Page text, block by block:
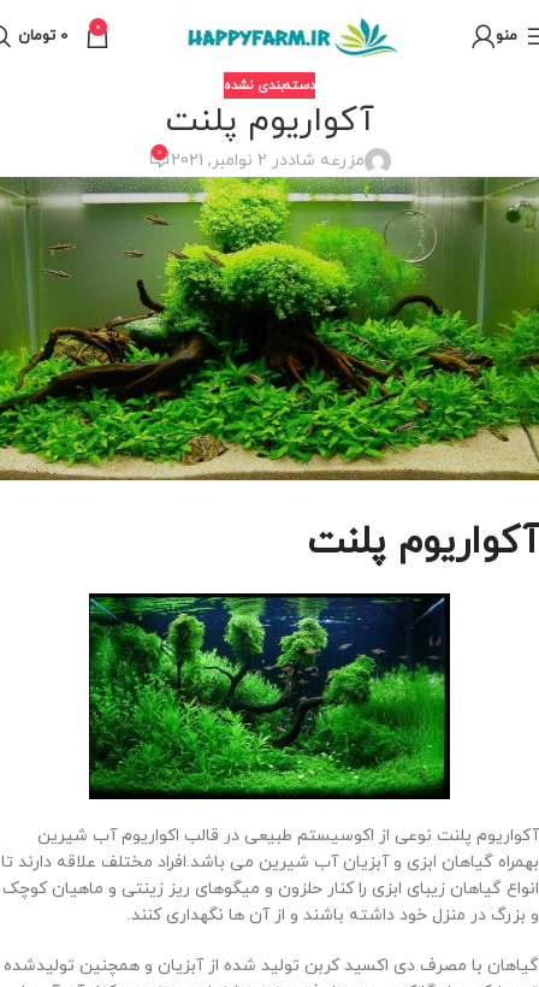
منو 0
0 تومان
دسته‌بندی نشده
آکواریوم پلنت
مزرعه شاددر 2 نوامبر, 2021 0
آکواریوم پلنت
آکواریوم پلنت نوعی از اکوسیستم طبیعی در قالب اکواریوم آب شیرین
بهمراه گیاهان ابزی و آبزیان آب شیرین می باشد.افراد مختلف علاقه دارند تا
انواع گیاهان زیبای ابزی را کنار حلزون و میگوهای ریز زینتی و ماهیان کوچک
و بزرگ در منزل خود داشته باشند و از آن ها نگهداری کنند.
گیاهان با مصرف دی اکسید کربن تولید شده از آبزیان و همچنین تولیدشده